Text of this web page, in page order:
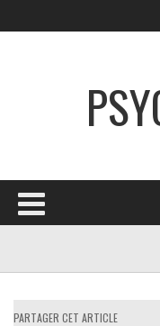
PARTAGER CET ARTICLE